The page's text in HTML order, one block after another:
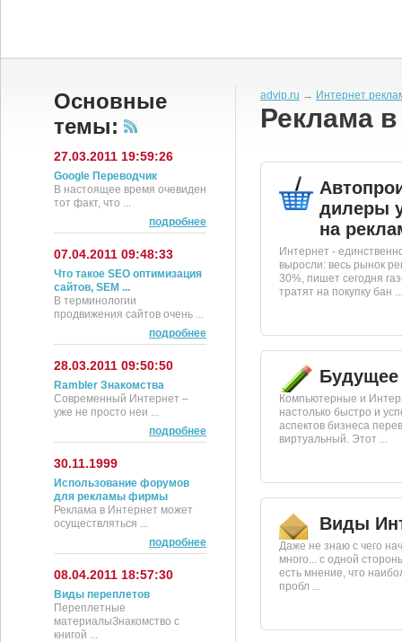
Основные
темы:
27.03.2011 19:59:26
Google Переводчик
В настоящее время очевиден
тот факт, что ...
подробнее
07.04.2011 09:48:33
Что такое SEO оптимизация
сайтов, SEM ...
В терминологии
продвижения сайтов очень ...
подробнее
28.03.2011 09:50:50
Rambler Знакомства
Современный Интернет –
уже не просто неи ...
подробнее
30.11.1999
Использование форумов
для рекламы фирмы
Реклама в Интернет может
осуществляться ...
подробнее
08.04.2011 18:57:30
Виды переплетов
Переплетные
материалыЗнакомство с
книгой ...
advip.ru → Интернет
Реклама
дилеры
на
Интернет -
выросли: весь рынок
30%, пишет сегодня
тратят на покупку бан ...
Будущее
Компьютерные и
настолько быстро и
аспектов бизнеса
виртуальный. Этот ...
Виды
Даже не знаю с чего
много... с одной
есть мнение, что
пробл ...